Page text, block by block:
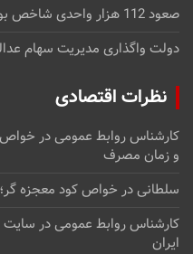
صعود 112 هزار واحدی شاخص بورس در معاملات امروز
دولت واگذاری مدیریت سهام
نظرات اقتصادی
کارشناس روابط عمومیدرخواص
و زمان مصرف
سلطانیدرخواص کود معجزه گر؛
کارشناس روابط عمومیدرسایت
ایران